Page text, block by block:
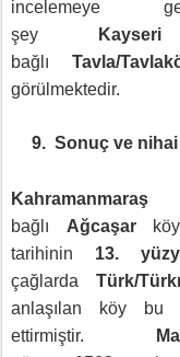
incelemeye
şey
bağlıTavla/
görülmektedir.
9. Sonuç ve
bağlı Ağcaşar
tarihinin 13.
çağlarda Türk/
anlaşılan köy bu
ettirmiştir.